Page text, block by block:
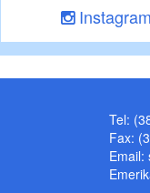
Tel:
Fax:
Email: